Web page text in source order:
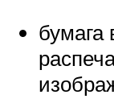
бумага